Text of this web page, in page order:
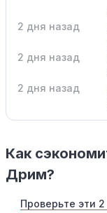
2 дня назад
2 дня назад
2 дня назад
Как
Дрим?
Проверьте эти